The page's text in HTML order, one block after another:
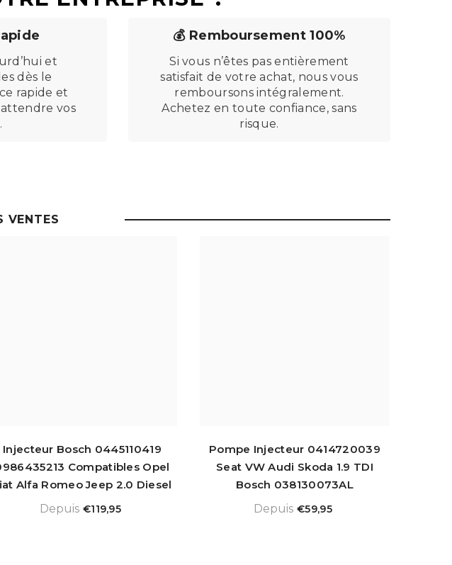
et
dès le
rapide et
vos
💰 Remboursement 100%
Si vous n’êtes pas entièrement
satisfait de votre achat, nous vous
remboursons intégralement.
Achetez en toute confiance, sans
risque.
VENTES
Injecteur Bosch 0445110419
Compatibles Opel
Alfa Romeo Jeep 2.0 Diesel
Depuis €119,95
Pompe Injecteur 0414720039
Seat VW Audi Skoda 1.9 TDI
Bosch 038130073AL
Depuis €59,95